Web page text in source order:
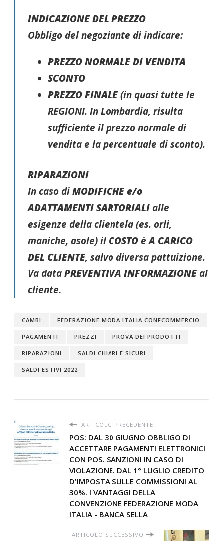
INDICAZIONE DEL PREZZO
Obbligo del negoziante di indicare:
PREZZO NORMALE DI VENDITA
SCONTO
PREZZO FINALE(in quasi tutte le
REGIONI. In Lombardia, risulta
sufficiente il prezzo normale di
vendita e la percentuale di sconto).
RIPARAZIONI
In caso diMODIFICHE e/o
ADATTAMENTI SARTORIALIalle
esigenze della clientela (es. orli,
maniche, asole) il COSTOèA CARICO
DEL CLIENTE, salvo diversa pattuizione.
Va dataPREVENTIVA INFORMAZIONEal
cliente.
CAMBI FEDERAZIONE MODA ITALIA CONFCOMMERCIO
PAGAMENTI PREZZI PROVA DEI PRODOTTI
RIPARAZIONI SALDI CHIARI E SICURI
SALDI ESTIVI 2022
ARTICOLO PRECEDENTE
POS: DAL 30 GIUGNO OBBLIGO DI
ACCETTARE PAGAMENTI ELETTRONICI
CON POS. SANZIONI IN CASO DI
VIOLAZIONE. DAL 1° LUGLIO CREDITO
D'IMPOSTA SULLE COMMISSIONI AL
30%. I VANTAGGI DELLA
CONVENZIONE FEDERAZIONE MODA
ITALIA - BANCA SELLA
ARTICOLO SUCCESSIVO